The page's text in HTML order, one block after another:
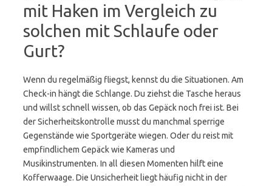
mit Haken im Vergleich zu
solchen mit Schlaufe oder
Gurt?
Wenn du regelmäßig fliegst, kennst du die Situationen. Am
Check-in hängt die Schlange. Du ziehst die Tasche heraus
und willst schnell wissen, ob das Gepäck noch frei ist. Bei
der Sicherheitskontrolle musst du manchmal sperrige
Gegenstände wie Sportgeräte wiegen. Oder du reist mit
empfindlichem Gepäck wie Kameras und
Musikinstrumenten. In all diesen Momenten hilft eine
Kofferwaage. Die Unsicherheit liegt häufig nicht in der